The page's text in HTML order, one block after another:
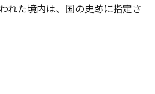
れた境内は、国の史跡に指定さ